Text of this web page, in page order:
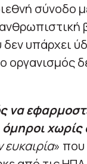
σύνοδο
υπάρχει
οργανισμός
να
όμηροι
» που